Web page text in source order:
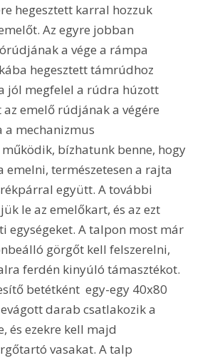
hegesztett karral hozzuk
Az egyre jobban
a vége a rámpa
hegesztett támrúdhoz
jól megfelel a rúdra húzott
emelő rúdjának a végére
a mechanizmus
bízhatunk benne, hogy
természetesen a rajta
együtt. A további
le az emelőkart, és az ezt
egységeket. A talpon most már
görgőt kell felszerelni,
ferdén kinyúló támasztékot.
betétként  egy-egy 40x80
darab csatlakozik a
és ezekre kell majd
vasakat. A talp